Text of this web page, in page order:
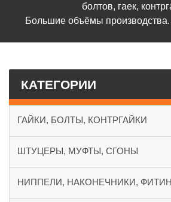
болтов, гаек,
Большие объёмы производства.
КАТЕГОРИИ
ГАЙКИ, БОЛТЫ, КОНТРГАЙКИ
ШТУЦЕРЫ, МУФТЫ, СГОНЫ
НИППЕЛИ, НАКОНЕЧНИКИ,